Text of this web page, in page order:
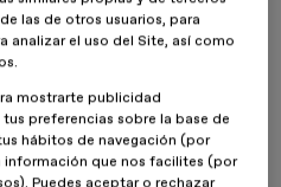
en el área de Urbanismo.
como docente colaborador en
ellas, en la Escuela Superior de
en elMáster en Paisajismo y
misma Escuela, también tutoriza
las de otros usuarios, para
analizar el uso del Site, así como
mostrarte publicidad
preferencias sobre la base de
hábitos de navegación (por
información que nos facilites (por
Puedes aceptar o rechazar